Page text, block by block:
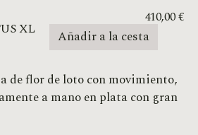
XL
410,00€
Añadir a la cesta
de flor de loto con movimiento,
a mano en plata con gran